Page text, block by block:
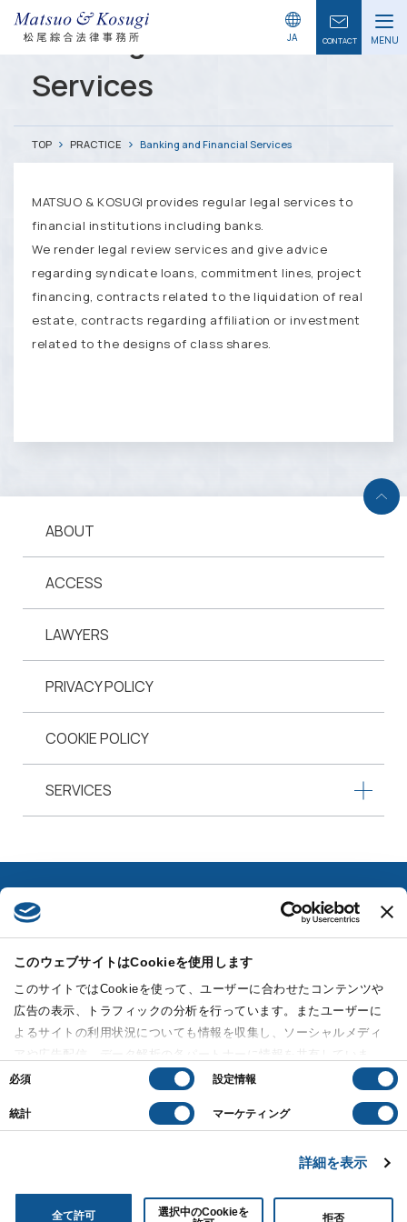
このウェブサイトはCookieを使用します
このサイトではCookieを使って、ユーザーに合わせたコンテンツや
広告の表示、トラフィックの分析を行っています。またユーザーに
よるサイトの利用状況についても情報を収集し、ソーシャルメディ
アや広告配信、データ解析の各パートナーに情報を共有していま
す。ここで収集された情報は、ユーザーが各パートナーに提供した
と組み合わされ、各パートナーによって使用されることがありま
同
の
選
必須 設定情報
統計 マーケティング
詳細を表示
全て許可
選択中のCookieを
拒否
JA CONTACT MENU
Banking and Financial
Services
TOP PRACTICE Banking and Financial Services
MATSUO & KOSUGI provides regular legal services to
financial institutions including banks.
We render legal review services and give advice
regarding syndicate loans, commitment lines, project
financing, contracts related to the liquidation of real
estate, contracts regarding affiliation or investment
related to the designs of class shares.
ABOUT
ACCESS
LAWYERS
PRIVACY POLICY
COOKIE POLICY
SERVICES
Fukoku Seimei Building, 18th Floor
2-2-2 Uchisaiwai-cho, Chiyoda-ku, Tokyo 100-0011
81-3-3500-0331
Reception time | weekday 9:15-18:00
Copyright©︎ Matsuo & Kosugi. All rights reserved.